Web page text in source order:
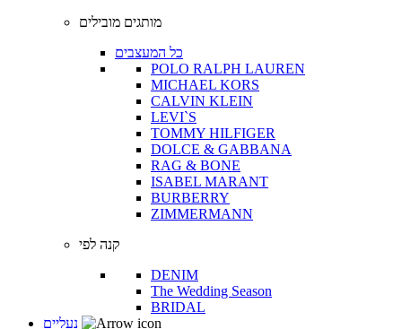
מותגים מובילים
כל המעצבים
POLO RALPH LAUREN
MICHAEL KORS
CALVIN KLEIN
LEVI`S
TOMMY HILFIGER
DOLCE & GABBANA
RAG & BONE
ISABEL MARANT
BURBERRY
ZIMMERMANN
קנה לפי
DENIM
The Wedding Season
BRIDAL